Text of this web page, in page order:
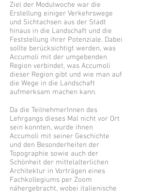
Ziel der Modulwoche war die
Erstellung einiger Verkehrswege
und Sichtachsen aus der Stadt
hinaus in die Landschaft und die
Feststellung ihrer Potenziale. Dabei
sollte berücksichtigt werden, was
Accumoli mit der umgebenden
Region verbindet, was Accumoli
dieser Region gibt und wie man auf
die Wege in die Landschaft
aufmerksam machen kann.
Da die TeilnehmerInnen des
Lehrgangs dieses Mal nicht vor Ort
sein konnten, wurde ihnen
Accumoli mit seiner Geschichte
und den Besonderheiten der
Topographie sowie auch der
Schönheit der mittelalterlichen
Architektur in Vorträgen eines
Fachkollegiums per Zoom
nähergebracht, wobei italienische